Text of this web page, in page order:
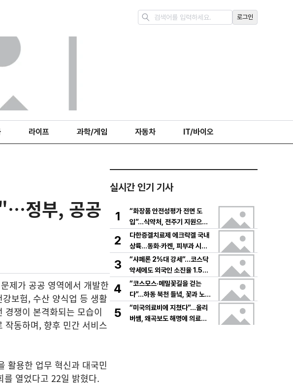
로그인
라이프 과학/게임 자동차 IT/바이오
정부, 공공
제가 공공 영역에서 개발한
보험, 수산 양식업 등 생활
경쟁이 본격화되는 모습이
작동하며, 향후 민간 서비스
활용한 업무 혁신과 대국민
를 열었다고 22일 밝혔다.
실시간 인기 기사
1
“화장품 안전성평가 전면 도
입”…식약처, 전주기 지원으로
K뷰티 고도화
2
다한증겔치료제 에크락겔 국내
상륙…동화·카켄, 피부과 시장
공략
3
“샤페론 2%대 강세”…코스닥
약세에도 외국인 소진율 1.5
9% 기록
4
“코스모스·메밀꽃길을 걷는
다”…하동 북천 들녘, 꽃과 노래
로 물드는 가을의 하루
5
“미국의료비에 지쳤다”…올리
버쌤, 왜곡보도 해명에 의료시